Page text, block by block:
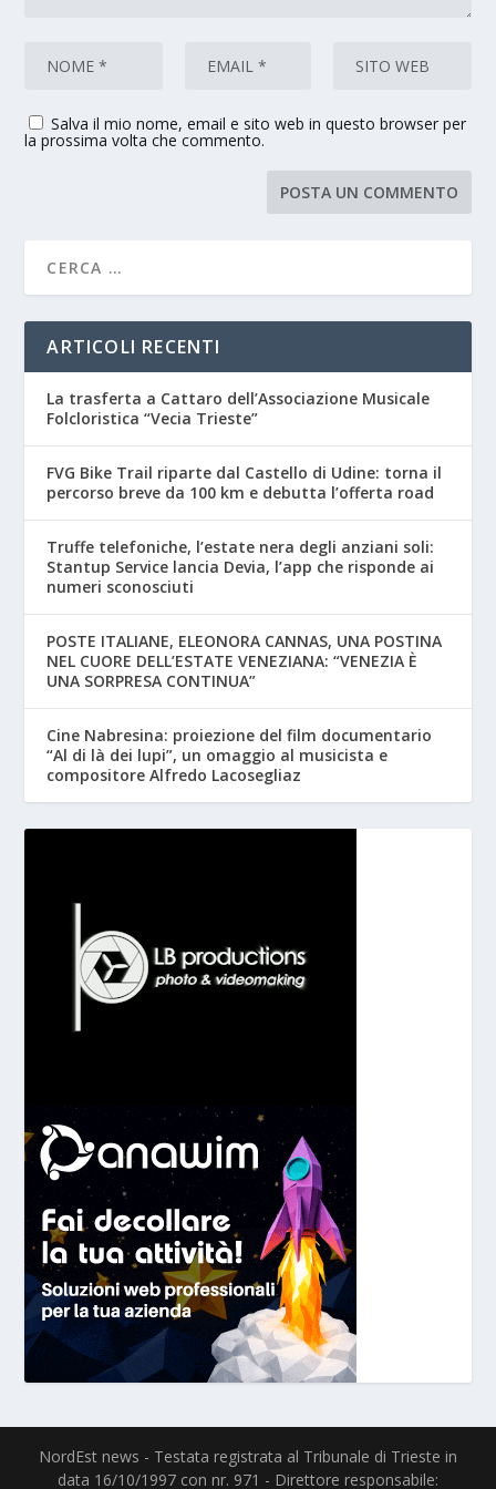
Salva il mio nome, email e sito web in questo browser per
la prossima volta che commento.
ARTICOLI RECENTI
La trasferta a Cattaro dell’Associazione Musicale
Folcloristica “Vecia Trieste”
FVG Bike Trail riparte dal Castello di Udine: torna il
percorso breve da 100 km e debutta l’offerta road
Truffe telefoniche, l’estate nera degli anziani soli:
Stantup Service lancia Devia, l’app che risponde ai
numeri sconosciuti
POSTE ITALIANE, ELEONORA CANNAS, UNA POSTINA
NEL CUORE DELL’ESTATE VENEZIANA: “VENEZIA È
UNA SORPRESA CONTINUA”
Cine Nabresina: proiezione del film documentario
“Al di là dei lupi”, un omaggio al musicista e
compositore Alfredo Lacosegliaz
NordEst news - Testata registrata al Tribunale di Trieste in
data 16/10/1997 con nr. 971 - Direttore responsabile: